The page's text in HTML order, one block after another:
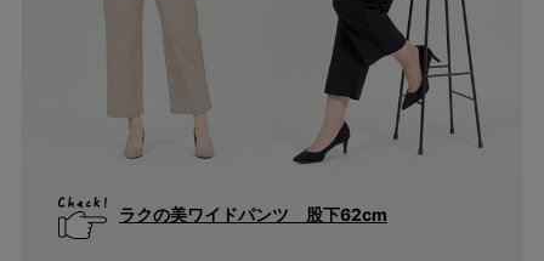
ラクの美ワイドパンツ 股下62cm